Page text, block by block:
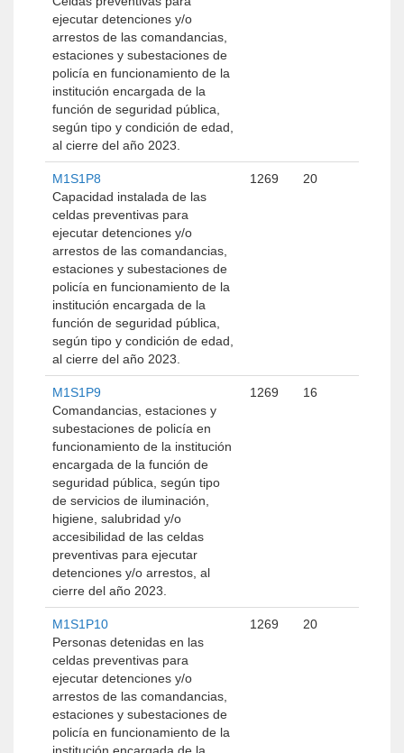
ejecutar detenciones y/o
arrestos de las comandancias,
estaciones y subestaciones de
policía en funcionamiento de la
institución encargada de la
función de seguridad pública,
según tipo y condición de edad,
al cierre del año 2023.
M1S1P8
Capacidad instalada de las
celdas preventivas para
ejecutar detenciones y/o
arrestos de las comandancias,
estaciones y subestaciones de
policía en funcionamiento de la
institución encargada de la
función de seguridad pública,
según tipo y condición de edad,
al cierre del año 2023.
1269 20
M1S1P9
Comandancias, estaciones y
subestaciones de policía en
funcionamiento de la institución
encargada de la función de
seguridad pública, según tipo
de servicios de iluminación,
higiene, salubridad y/o
accesibilidad de las celdas
preventivas para ejecutar
detenciones y/o arrestos, al
cierre del año 2023.
1269 16
M1S1P10
Personas detenidas en las
celdas preventivas para
ejecutar detenciones y/o
arrestos de las comandancias,
estaciones y subestaciones de
policía en funcionamiento de la
1269 20